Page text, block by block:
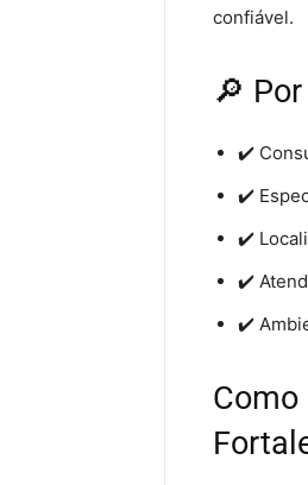
confiável.
🔎
✔️
✔️
✔️
✔️
✔️